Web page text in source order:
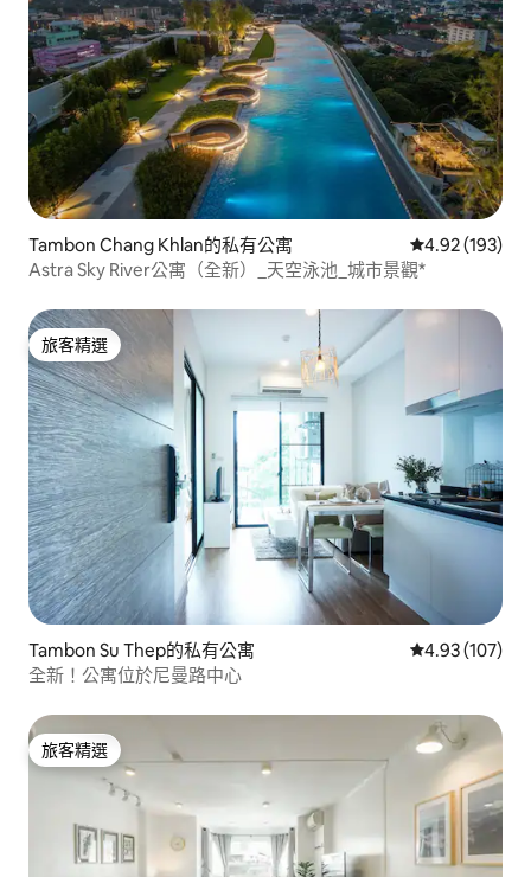
Tambon Chang Khlan的私有公寓 從 193 則評價
4.92 (193)
Astra Sky River公寓（全新）_天空泳池_城市景觀*
旅客精選
旅客精選
Tambon Su Thep的私有公寓 從 107 則評價
4.93 (107)
全新！公寓位於尼曼路中心
旅客精選
旅客精選